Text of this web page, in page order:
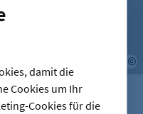
damit die
Cookies um Ihr
Cookies für die
MUT ANKLOPFT